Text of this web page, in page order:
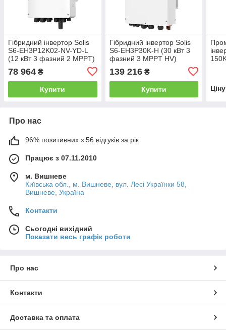
Гібридний інвертор Solis
S6-EH3P12K02-NV-YD-L
(12 кВт 3 фазний 2 MPPT)
78 964 ₴
Купити
Гібридний інвертор Solis
S6-EH3P30K-H (30 кВт 3
фазний 3 MPPT HV)
139 216₴
Купити
Про нас
96% позитивних з 56 відгуків за рік
Працює з 07.11.2010
м. Вишневе
Київська обл., м. Вишневе, вул. Лесі Українки 58,
Вишневе, Україна
Контакти
Сьогодні вихідний
Показати весь графік роботи
Про нас
Контакти
Доставка та оплата